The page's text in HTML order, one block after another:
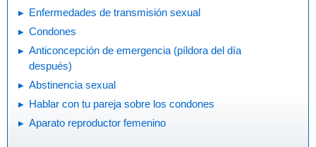
Enfermedades de transmisión sexual
Condones
Anticoncepción de emergencia (píldora del día
después)
Abstinencia sexual
Hablar con tu pareja sobre los condones
Aparato reproductor femenino